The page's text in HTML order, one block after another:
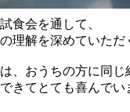
食会を通して、
理解を深めていた
、おうちの方に同
きてとても喜んでい